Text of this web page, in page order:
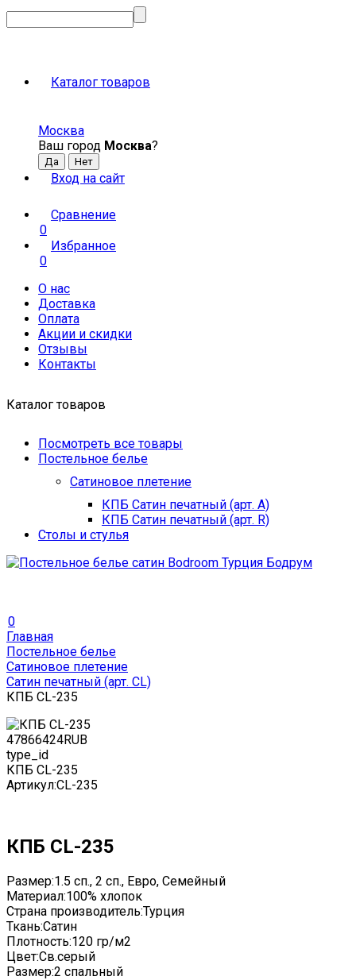
Каталог товаров
Москва
Ваш город Москва?
Вход на сайт
Сравнение
0
Избранное
0
О нас
Доставка
Оплата
Акции и скидки
Отзывы
Контакты
Каталог товаров
Посмотреть все товары
Постельное белье
Сатиновое плетение
КПБ Сатин печатный (арт. A)
КПБ Сатин печатный (арт. R)
Столы и стулья
0
Главная
Постельное белье
Сатиновое плетение
Сатин печатный (арт. СL)
КПБ CL-235
47866424RUB
type_id
КПБ CL-235
Артикул:CL-235
КПБ CL-235
Размер:1.5 сп., 2 сп., Евро, Семейный
Материал:100% хлопок
Страна производитель:Турция
Ткань:Сатин
Плотность:120 гр/м2
Цвет:Св.серый
Размер:2 спальный